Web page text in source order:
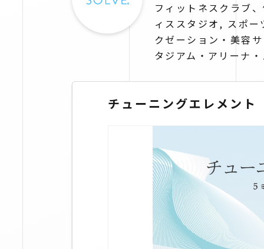
フィットネスクラブ
ィススタジオ, スポ
クゼーション・美容
タジアム・アリーナ
チューニングエレメン